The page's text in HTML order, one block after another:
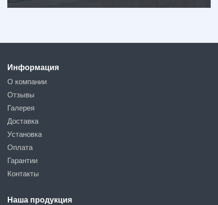
Информация
О компании
Отзывы
Галерея
Доставка
Установка
Оплата
Гарантии
Контакты
Наша продукция